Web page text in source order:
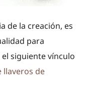
de la creación, es
para
siguiente vínculo
llaveros de